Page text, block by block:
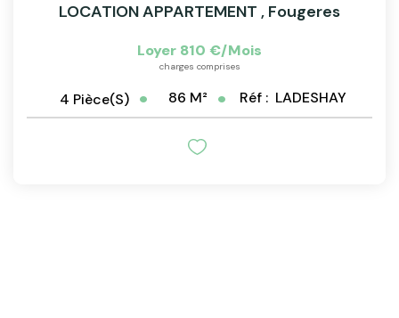
LOCATION APPARTEMENT , Fougeres
Loyer 810 €/mois
charges comprises
4 Pièce(s) 86 M² Réf : LADESHAY